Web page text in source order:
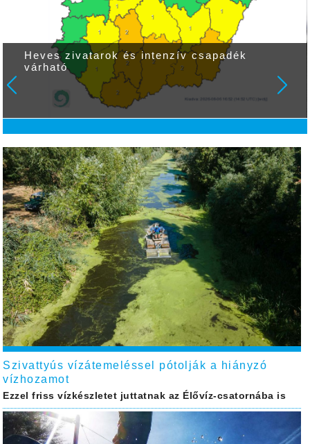
Heves zivatarok és intenzív csapadék
várható
Szivattyús vízátemeléssel pótolják a hiányzó
vízhozamot
Ezzel friss vízkészletet juttatnak az Élővíz-csatornába is